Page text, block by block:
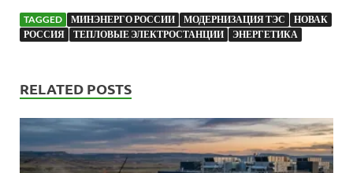
TAGGED МИНЭНЕРГО РОССИИ МОДЕРНИЗАЦИЯ ТЭС
НОВАК
РОССИЯ
ТЕПЛОВЫЕ ЭЛЕКТРОСТАНЦИИ ЭНЕРГЕТИКА
RELATED POSTS